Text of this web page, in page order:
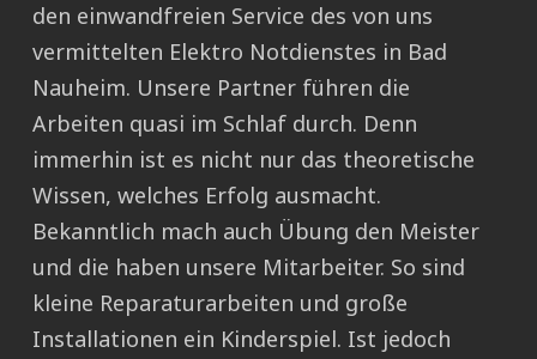
den einwandfreien Service des von uns
vermittelten Elektro Notdienstes in Bad
Nauheim. Unsere Partner führen die
Arbeiten quasi im Schlaf durch. Denn
immerhin ist es nicht nur das theoretische
Wissen, welches Erfolg ausmacht.
Bekanntlich mach auch Übung den Meister
und die haben unsere Mitarbeiter. So sind
kleine Reparaturarbeiten und große
Installationen ein Kinderspiel. Ist jedoch